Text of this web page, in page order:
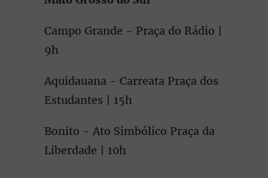
Campo Grande - Praça do Rádio |
9h
Aquidauana - Carreata Praça dos
Estudantes | 15h
Bonito - Ato Simbólico Praça da
Liberdade | 10h